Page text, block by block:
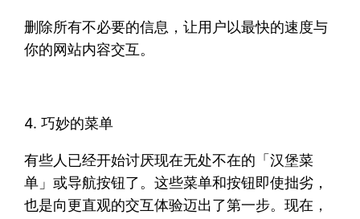
删除所有不必要的信息，让用户以最快的速度与
你的网站内容交互。
4. 巧妙的菜单
有些人已经开始讨厌现在无处不在的「汉堡菜
单」或导航按钮了。这些菜单和按钮即使拙劣，
也是向更直观的交互体验迈出了第一步。现在，